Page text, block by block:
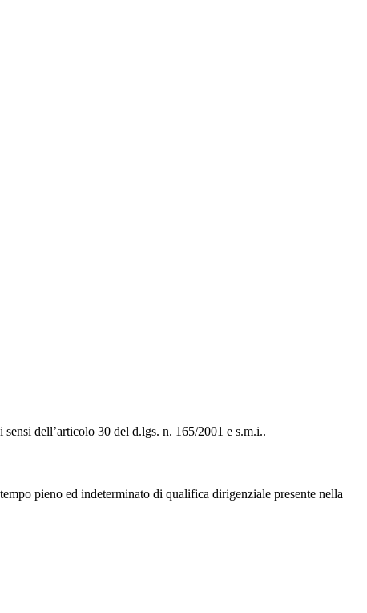
dell’articolo 30 del d.lgs. n. 165/2001 e s.m.i..
pieno ed indeterminato di qualifica dirigenziale presente nella